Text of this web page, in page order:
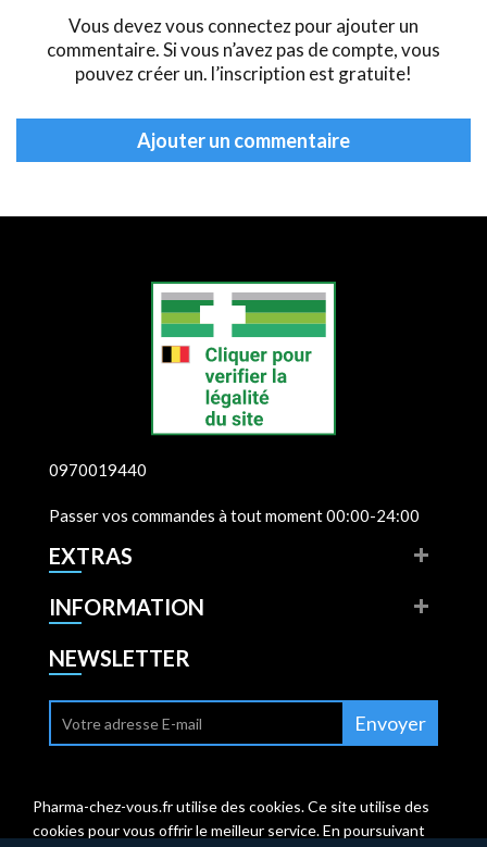
Vous devez vous connectezpour ajouter un
commentaire. Si vous n’avez pas de compte, vous
pouvezcréerun. l’inscription est gratuite!
Ajouter un commentaire
0970019440
Passer vos commandes à tout moment 00:00-24:00
EXTRAS
INFORMATION
NEWSLETTER
Envoyer
Pharma-chez-vous.fr utilise des cookies. Ce site utilise des
cookies pour vous offrir le meilleur service. En poursuivant